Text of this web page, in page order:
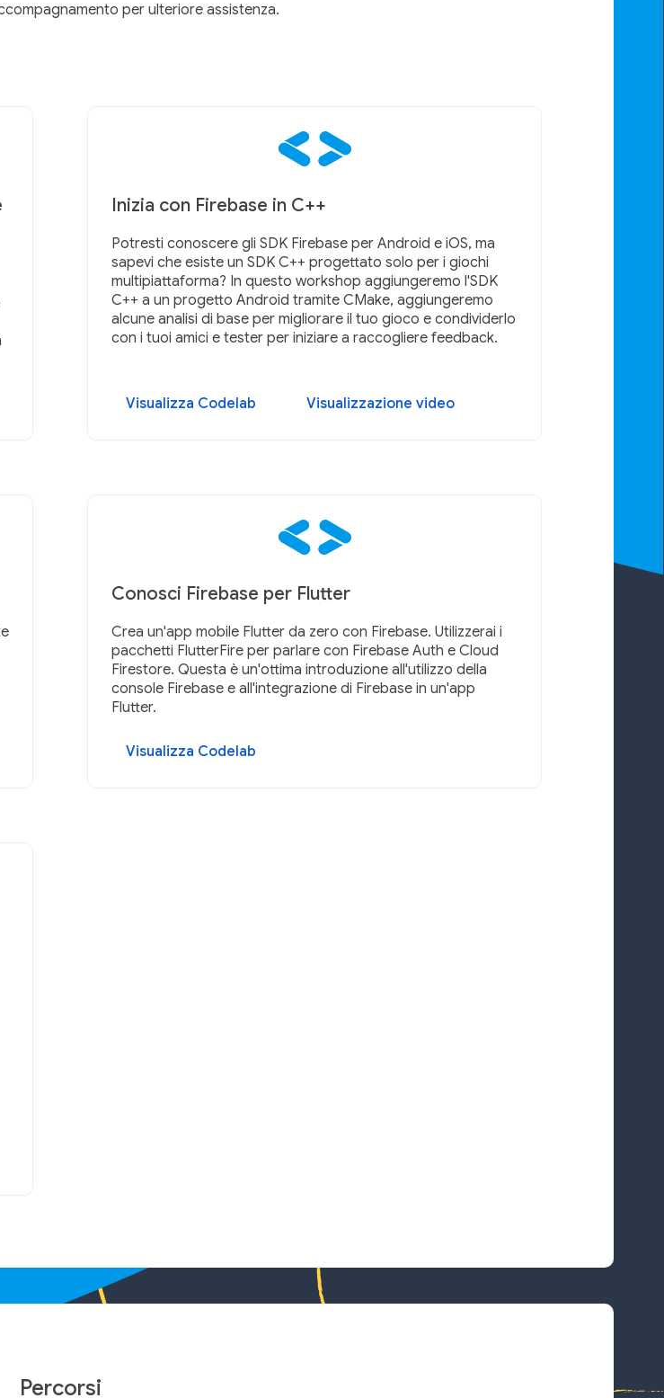
per ulteriore assistenza.
Inizia con Firebase in C++
Potresti conoscere gli SDK Firebase per Android e iOS, ma
sapevi che esiste un SDK C++ progettato solo per i giochi
multipiattaforma? In questo workshop aggiungeremo l'SDK
C++ a un progetto Android tramite CMake, aggiungeremo
alcune analisi di base per migliorare il tuo gioco e condividerlo
con i tuoi amici e tester per iniziare a raccogliere feedback.
Visualizza Codelab Visualizzazione video
Conosci Firebase per Flutter
Crea un'app mobile Flutter da zero con Firebase. Utilizzerai i
pacchetti FlutterFire per parlare con Firebase Auth e Cloud
Firestore. Questa è un'ottima introduzione all'utilizzo della
console Firebase e all'integrazione di Firebase in un'app
Flutter.
Visualizza Codelab
Percorsi